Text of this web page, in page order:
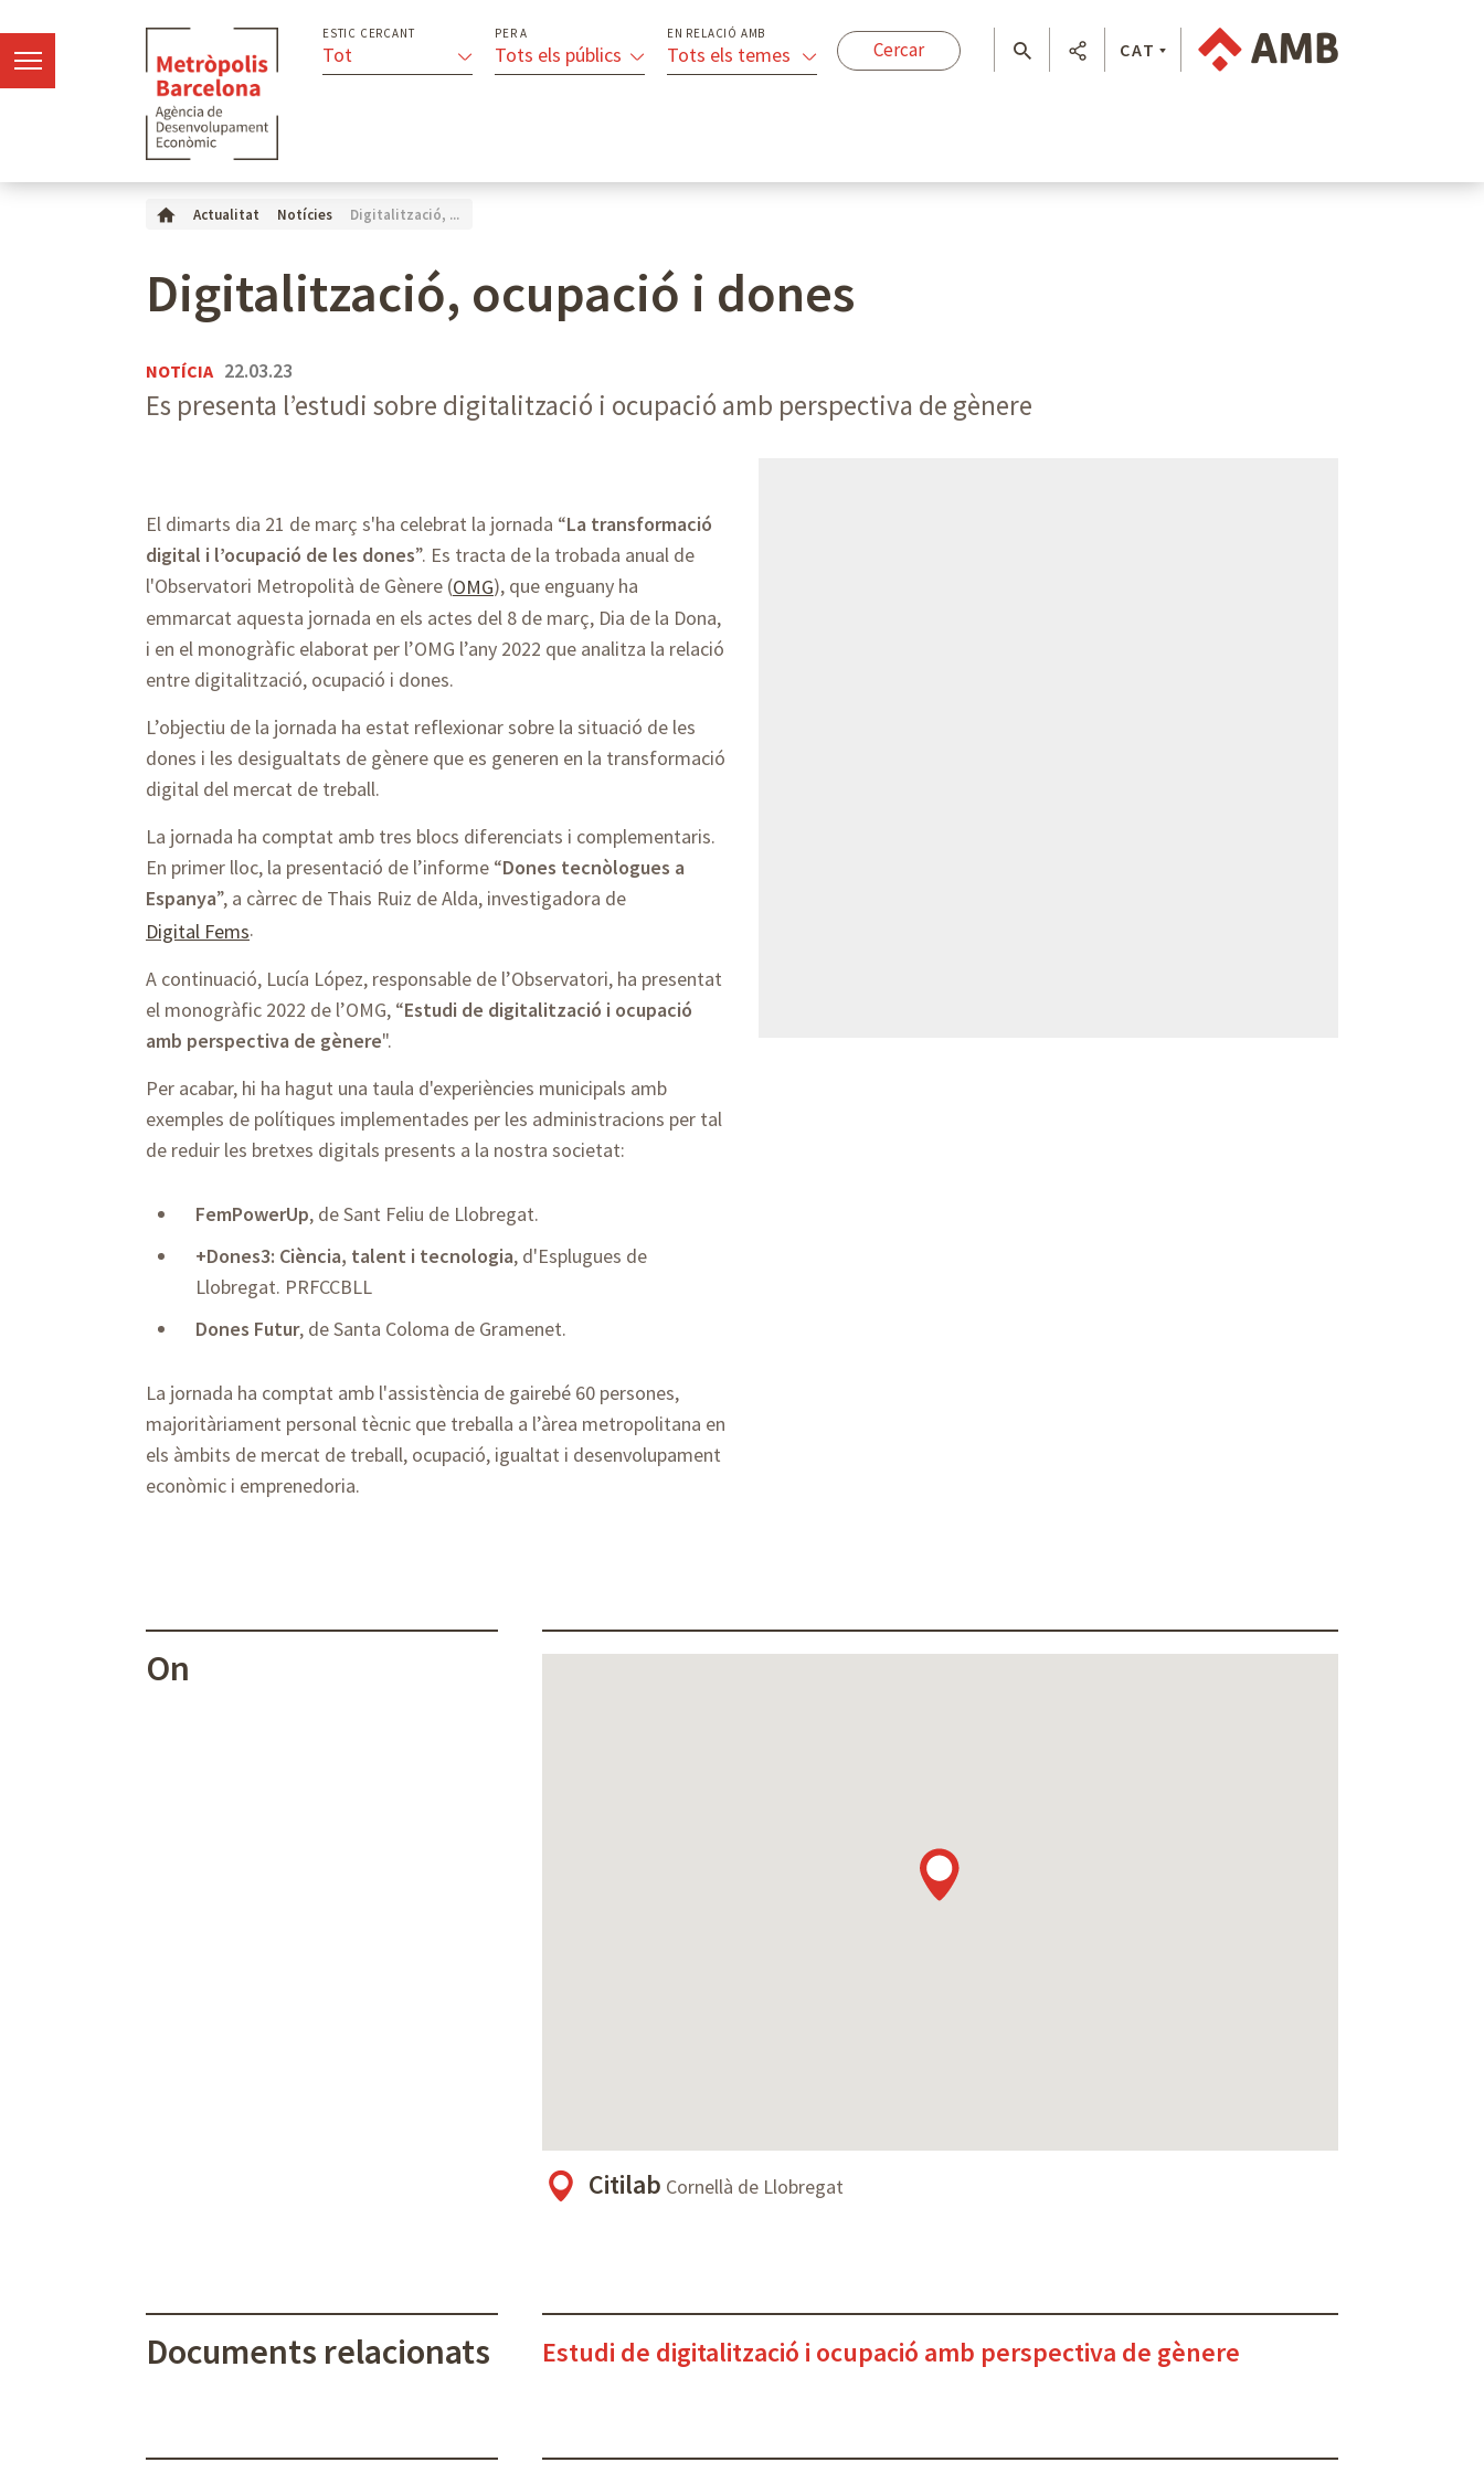
ESTIC CERCANT
Tot
PER A
Tots els públics
EN RELACIÓ AMB
Tots els temes CAT
Actualitat Notícies Digitalització, ...
Digitalització, ocupació i dones
NOTÍCIA 22.03.23
Es presenta l’estudi sobre digitalització i ocupació amb perspectiva de gènere
El dimarts dia 21 de març s'ha celebrat la jornada “La transformació
digital i l’ocupació de les dones”. Es tracta de la trobada anual de
l'Observatori Metropolità de Gènere (OMG), que enguany ha
emmarcat aquesta jornada en els actes del 8 de març, Dia de la Dona,
i en el monogràfic elaborat per l’OMG l’any 2022 que analitza la relació
entre digitalització, ocupació i dones.
L’objectiu de la jornada ha estat reflexionar sobre la situació de les
dones i les desigualtats de gènere que es generen en la transformació
digital del mercat de treball.
La jornada ha comptat amb tres blocs diferenciats i complementaris.
En primer lloc, la presentació de l’informe “Dones tecnòlogues a
Espanya”, a càrrec de Thais Ruiz de Alda, investigadora de
Digital Fems.
A continuació, Lucía López, responsable de l’Observatori, ha presentat
el monogràfic 2022 de l’OMG, “Estudi de digitalització i ocupació
amb perspectiva de gènere".
Per acabar, hi ha hagut una taula d'experiències municipals amb
exemples de polítiques implementades per les administracions per tal
de reduir les bretxes digitals presents a la nostra societat:
FemPowerUp, de Sant Feliu de Llobregat.
+Dones3: Ciència, talent i tecnologia, d'Esplugues de
Llobregat. PRFCCBLL
Dones Futur, de Santa Coloma de Gramenet.
La jornada ha comptat amb l'assistència de gairebé 60 persones,
majoritàriament personal tècnic que treballa a l’àrea metropolitana en
els àmbits de mercat de treball, ocupació, igualtat i desenvolupament
econòmic i emprenedoria.
On
Citilab Cornellà de Llobregat
Documents relacionats Estudi de digitalització i ocupació amb perspectiva de gènere